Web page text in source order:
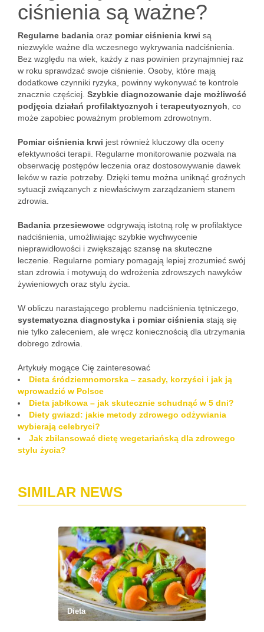
ciśnienia są ważne?
Regularne badania oraz pomiar ciśnienia krwi są
niezwykle ważne dla wczesnego wykrywania nadciśnienia.
Bez względu na wiek, każdy z nas powinien przynajmniej raz
w roku sprawdzać swoje ciśnienie. Osoby, które mają
dodatkowe czynniki ryzyka, powinny wykonywać te kontrole
znacznie częściej. Szybkie diagnozowanie daje możliwość
podjęcia działań profilaktycznych i terapeutycznych , co
może zapobiec poważnym problemom zdrowotnym.
Pomiar ciśnienia krwi jest również kluczowy dla oceny
efektywności terapii. Regularne monitorowanie pozwala na
obserwację postępów leczenia oraz dostosowywanie dawek
leków w razie potrzeby. Dzięki temu można uniknąć groźnych
sytuacji związanych z niewłaściwym zarządzaniem stanem
zdrowia.
Badania przesiewowe odgrywają istotną rolę w profilaktyce
nadciśnienia, umożliwiając szybkie wychwycenie
nieprawidłowości i zwiększając szansę na skuteczne
leczenie. Regularne pomiary pomagają lepiej zrozumieć swój
stan zdrowia i motywują do wdrożenia zdrowszych nawyków
żywieniowych oraz stylu życia.
W obliczu narastającego problemu nadciśnienia tętniczego,
systematyczna diagnostyka i pomiar ciśnienia stają się
nie tylko zaleceniem, ale wręcz koniecznością dla utrzymania
dobrego zdrowia.
Artykuły mogące Cię zainteresować
Dieta śródziemnomorska – zasady, korzyści i jak ją
wprowadzić w Polsce
Dieta jabłkowa – jak skutecznie schudnąć w 5 dni?
Diety gwiazd: jakie metody zdrowego odżywiania
wybierają celebryci?
Jak zbilansować dietę wegetariańską dla zdrowego
stylu życia?
SIMILAR NEWS
Dieta